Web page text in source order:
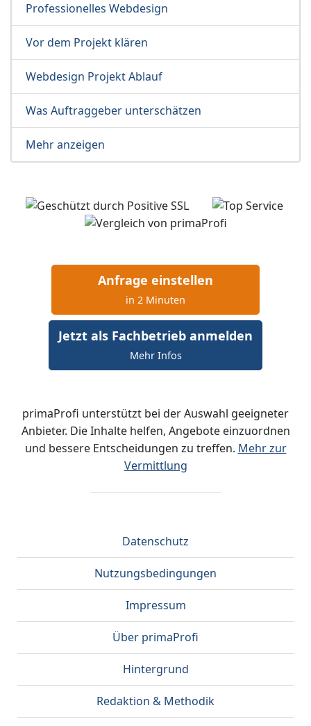
Professionelles Webdesign
Vor dem Projekt klären
Webdesign Projekt Ablauf
Was Auftraggeber unterschätzen
Mehr anzeigen
Anfrage einstellen
in 2 Minuten
Jetzt als Fachbetrieb anmelden
Mehr Infos
primaProfi unterstützt bei der Auswahl geeigneter
Anbieter. Die Inhalte helfen, Angebote einzuordnen
und bessere Entscheidungen zu treffen. Mehr zur
Vermittlung
Datenschutz
Nutzungsbedingungen
Impressum
Über primaProfi
Hintergrund
Redaktion & Methodik